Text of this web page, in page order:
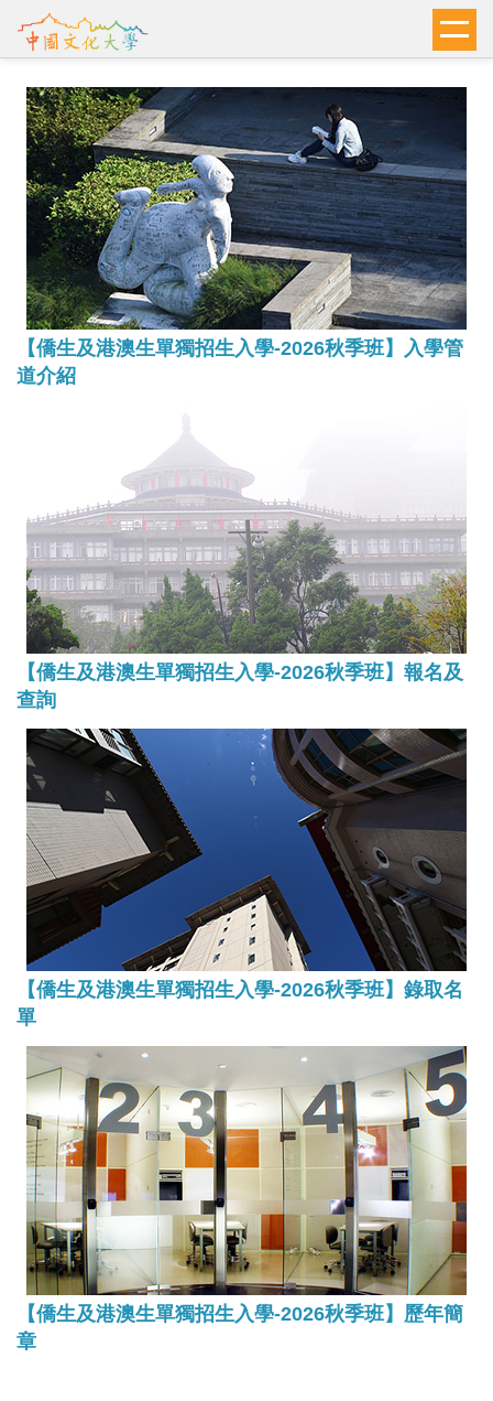
到
要
內
容
區
【僑生及港澳生單獨招生入學-2026秋季班】入學管
道介紹
【僑生及港澳生單獨招生入學-2026秋季班】報名及
查詢
【僑生及港澳生單獨招生入學-2026秋季班】錄取名
單
【僑生及港澳生單獨招生入學-2026秋季班】歷年簡
章